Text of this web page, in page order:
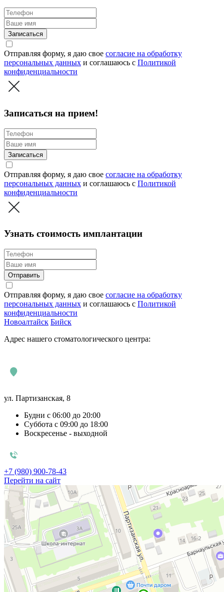
Записаться
Отправляя форму, я даю свое согласие на обработку
персональных данных и соглашаюсь c Политикой
конфиденциальности
Записаться на прием!
Записаться
Отправляя форму, я даю свое согласие на обработку
персональных данных и соглашаюсь c Политикой
конфиденциальности
Узнать стоимость имплантации
Отправить
Отправляя форму, я даю свое согласие на обработку
персональных данных и соглашаюсь c Политикой
конфиденциальности
Новоалтайск Бийск
Адрес нашего стоматологического центра:
ул. Партизанская, 8
Будни с 06:00 до 20:00
Суббота с 09:00 до 18:00
Воскресенье - выходной
+7 (980) 900-78-43
Перейти на сайт